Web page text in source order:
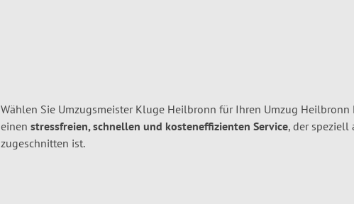
Wählen Sie Umzugsmeister Kluge Heilbronn für Ihren Umzug
einen stressfreien, schnellen und kosteneffizienten Service, der speziell
zugeschnitten ist.